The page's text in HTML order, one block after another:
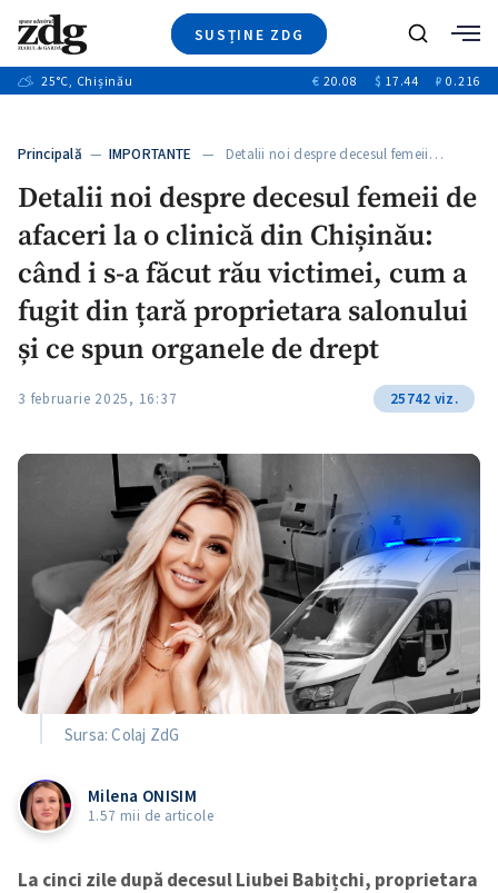
SUSȚINE ZDG
Ştiri
+12
Video
Special
Blog
Caută
25°C, Chișinău € 20.08 $ 17.44 ₽ 0.216
Principală — IMPORTANTE — Detalii noi despre decesul femeii…
Detalii noi despre decesul femeii de
afaceri la o clinică din Chișinău:
când i s-a făcut rău victimei, cum a
fugit din țară proprietara salonului
și ce spun organele de drept
3 februarie 2025, 16:37 25742 viz.
Sursa: Colaj ZdG
Milena ONISIM
1.57 mii de articole
La cinci zile după decesul Liubei Babițchi, proprietara